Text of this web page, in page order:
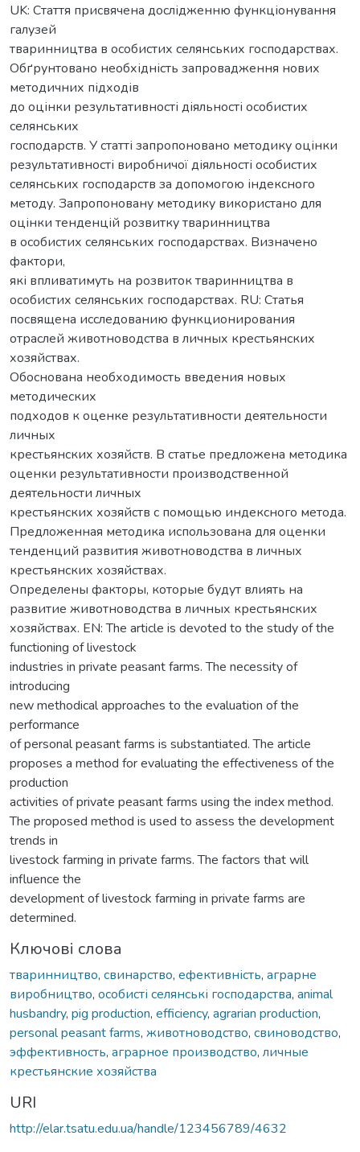
UK: Стаття присвячена дослідженню функціонування
галузей
тваринництва в особистих селянських господарствах.
Обґрунтовано необхідність запровадження нових
методичних підходів
до оцінки результативності діяльності особистих
селянських
господарств. У статті запропоновано методику оцінки
результативності виробничої діяльності особистих
селянських господарств за допомогою індексного
методу. Запропоновану методику використано для
оцінки тенденцій розвитку тваринництва
в особистих селянських господарствах. Визначено
фактори,
які впливатимуть на розвиток тваринництва в
особистих селянських господарствах. RU: Статья
посвящена исследованию функционирования
отраслей животноводства в личных крестьянских
хозяйствах.
Обоснована необходимость введения новых
методических
подходов к оценке результативности деятельности
личных
крестьянских хозяйств. В статье предложена методика
оценки результативности производственной
деятельности личных
крестьянских хозяйств с помощью индексного метода.
Предложенная методика использована для оценки
тенденций развития животноводства в личных
крестьянских хозяйствах.
Определены факторы, которые будут влиять на
развитие животноводства в личных крестьянских
хозяйствах. EN: The article is devoted to the study of the
functioning of livestock
industries in private peasant farms. The necessity of
introducing
new methodical approaches to the evaluation of the
performance
of personal peasant farms is substantiated. The article
proposes a method for evaluating the effectiveness of the
production
activities of private peasant farms using the index method.
The proposed method is used to assess the development
trends in
livestock farming in private farms. The factors that will
influence the
development of livestock farming in private farms are
determined.
Ключові слова
тваринництво, свинарство, ефективність, аграрне
виробництво, особисті селянські господарства, animal
husbandry, pig production, efficiency, agrarian production,
personal peasant farms, животноводство, свиноводство,
эффективность, аграрное производство, личные
крестьянские хозяйства
URI
http://elar.tsatu.edu.ua/handle/123456789/4632